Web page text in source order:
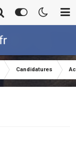
Candidatures